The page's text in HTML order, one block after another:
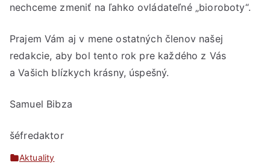
nechceme zmeniť na ľahko ovládateľné „bioroboty“.
Prajem Vám aj v mene ostatných členov našej
redakcie, aby bol tento rok pre každého z Vás
a Vašich blízkych krásny, úspešný.
Samuel Bibza
šéfredaktor
Aktuality